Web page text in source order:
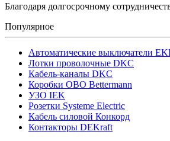
Благодаря долгосрочному
Популярное
Автоматические выключатели
Лотки проволочные DKC
Кабель-каналы DKC
Коробки OBO Bettermann
УЗО IEK
Розетки Systeme Electric
Кабель силовой Конкорд
Контакторы DEKraft